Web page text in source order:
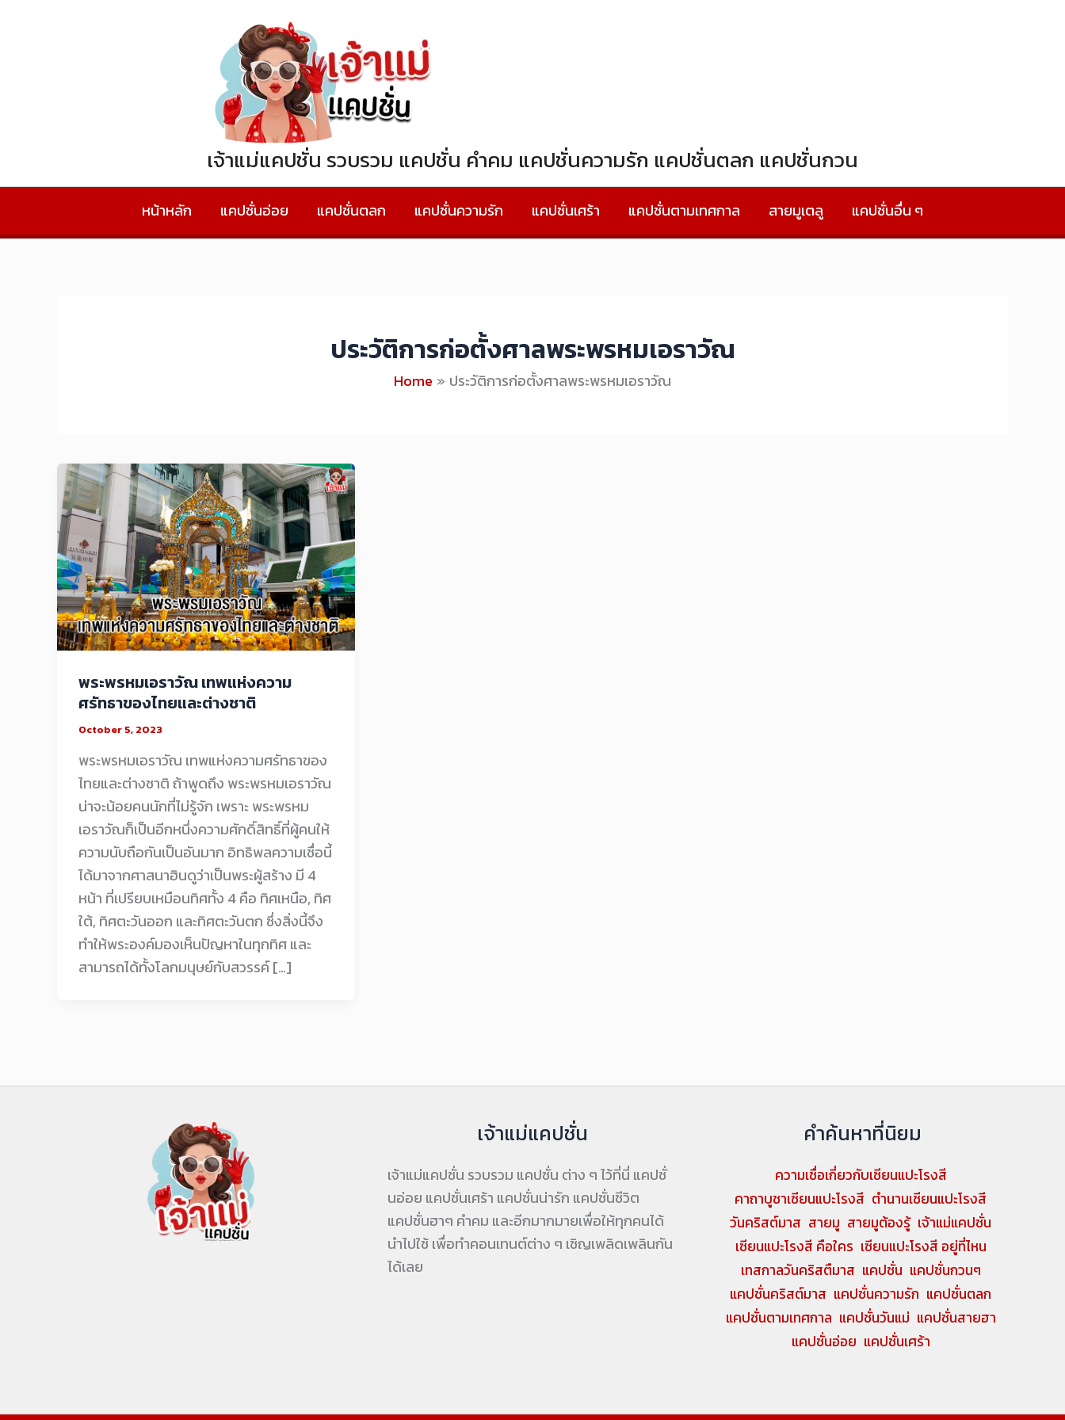
เจ้าแม่แคปชั่น รวบรวม แคปชั่น คำคม แคปชั่นความรัก แคปชั่นตลก แคปชั่นกวน
หน้าหลัก แคปชั่นอ่อย แคปชั่นตลก แคปชั่นความรัก แคปชั่นเศร้า แคปชั่นตามเทศกาล สายมูเตลู แคปชั่นอื่น ๆ
ประวัติการก่อตั้งศาลพระพรหมเอราวัณ
Home ประวัติการก่อตั้งศาลพระพรหมเอราวัณ
พระพรหมเอราวัณ เทพแห่งความ
ศรัทธาของไทยและต่างชาติ
October 5, 2023
พระพรหมเอราวัณ เทพแห่งความศรัทธาของ
ไทยและต่างชาติ ถ้าพูดถึง พระพรหมเอราวัณ
น่าจะน้อยคนนักที่ไม่รู้จัก เพราะ พระพรหม
เอราวัณก็เป็นอีกหนึ่งความศักดิ์สิทธิ์ที่ผู้คนให้
ความนับถือกันเป็นอันมาก อิทธิพลความเชื่อนี้
ได้มาจากศาสนาฮินดูว่าเป็นพระผู้สร้าง มี 4
หน้า ที่เปรียบเหมือนทิศทั้ง 4 คือ ทิศเหนือ, ทิศ
ใต้, ทิศตะวันออก และทิศตะวันตก ซึ่งสิ่งนี้จึง
ทำให้พระองค์มองเห็นปัญหาในทุกทิศ และ
สามารถได้ทั้งโลกมนุษย์กับสวรรค์ […]
เจ้าแม่แคปชั่น
เจ้าแม่แคปชั่น รวบรวม แคปชั่น ต่าง ๆ ไว้ที่นี่ แคปชั่
นอ่อย แคปชั่นเศร้า แคปชั่นน่ารัก แคปชั่นชีวิต
แคปชั่นฮาๆ คำคม และอีกมากมายเพื่อให้ทุกคนได้
นำไปใช้ เพื่อทำคอนเทนต์ต่าง ๆ เชิญเพลิดเพลินกัน
ได้เลย
คำค้นหาที่นิยม
ความเชื่อเกี่ยวกับเซียนแปะโรงสี
คาถาบูชาเซียนแปะโรงสี ตำนานเซียนแปะโรงสี
วันคริสต์มาส สายมู สายมูต้องรู้ เจ้าแม่แคปชั่น
เซียนแปะโรงสี คือใคร เซียนแปะโรงสี อยู่ที่ไหน
เทสกาลวันคริสตืมาส แคปชั่น แคปชั่นกวนๆ
แคปชั่นคริสต์มาส แคปชั่นความรัก แคปชั่นตลก
แคปชั่นตามเทศกาล แคปชั่นวันแม่ แคปชั่นสายฮา
แคปชั่นอ่อย แคปชั่นเศร้า